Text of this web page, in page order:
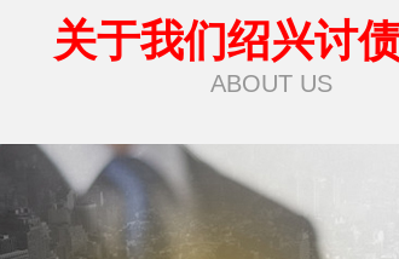
关于我们绍兴讨
ABOUT US